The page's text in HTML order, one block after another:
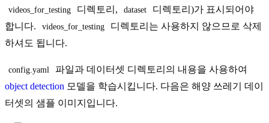
videos_for_testing 디렉토리, dataset
디렉토리)가 표시되어야
합니다.
videos_for_testing
디렉토리는 사용하지 않으므로 삭제
하셔도 됩니다.
config.yaml
파일과 데이터셋 디렉토리의 내용을 사용하여
object detection 모델을 학습시킵니다. 다음은 해양 쓰레기 데이
터셋의 샘플 이미지입니다.